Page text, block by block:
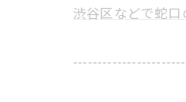
渋谷区などで蛇